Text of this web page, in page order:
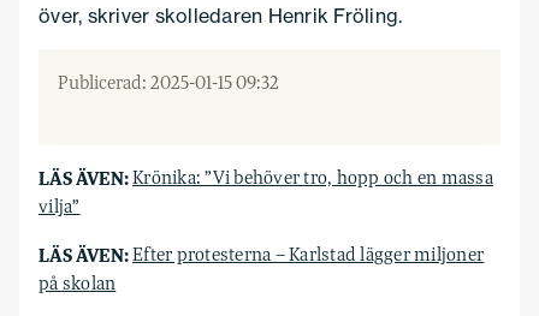
över, skriver skolledaren Henrik Fröling.
Publicerad: 2025-01-15 09:32
LÄS ÄVEN:Krönika: ”Vi behöver tro, hopp och en massa
vilja”
LÄS ÄVEN:Efter protesterna – Karlstad lägger miljoner
på skolan